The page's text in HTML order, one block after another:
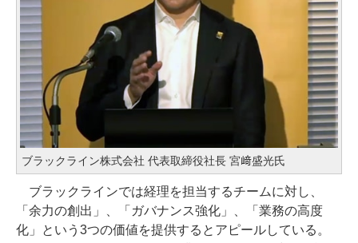
ブラックライン株式会社 代表取締役社長 宮﨑盛光氏
ブラックラインでは経理を担当するチームに対し、
「余力の創出」、「ガバナンス強化」、「業務の高度
化」という3つの価値を提供するとアピールしている。